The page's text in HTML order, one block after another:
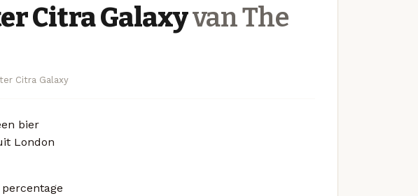
Citra Galaxyvan The
Citra Galaxy
bier
London